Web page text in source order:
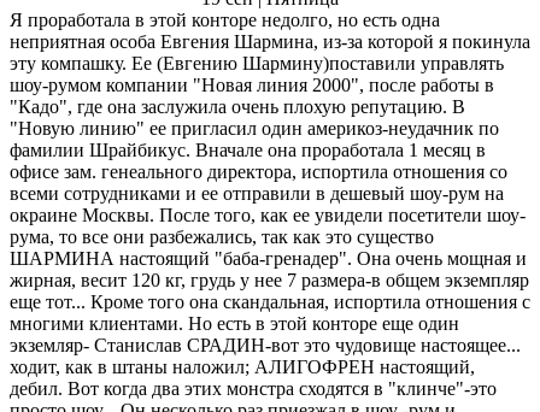
Я проработала в этой конторе недолго, но есть одна
неприятная особа Евгения Шармина, из-за которой я покинула
эту компашку. Ее (Евгению Шармину)поставили управлять
шоу-румом компании "Новая линия 2000", после работы в
"Кадо", где она заслужила очень плохую репутацию. В
"Новую линию" ее пригласил один америкоз-неудачник по
фамилии Шрайбикус. Вначале она проработала 1 месяц в
офисе зам. генеального директора, испортила отношения со
всеми сотрудниками и ее отправили в дешевый шоу-рум на
окраине Москвы. После того, как ее увидели посетители шоу-
рума, то все они разбежались, так как это существо
ШАРМИНА настоящий "баба-гренадер". Она очень мощная и
жирная, весит 120 кг, грудь у нее 7 размера-в общем экземпляр
еще тот... Кроме того она скандальная, испортила отношения с
многими клиентами. Но есть в этой конторе еще один
экземляр- Станислав СРАДИН-вот это чудовище настоящее...
ходит, как в штаны наложил; АЛИГОФРЕН настоящий,
дебил. Вот когда два этих монстра сходятся в "клинче"-это